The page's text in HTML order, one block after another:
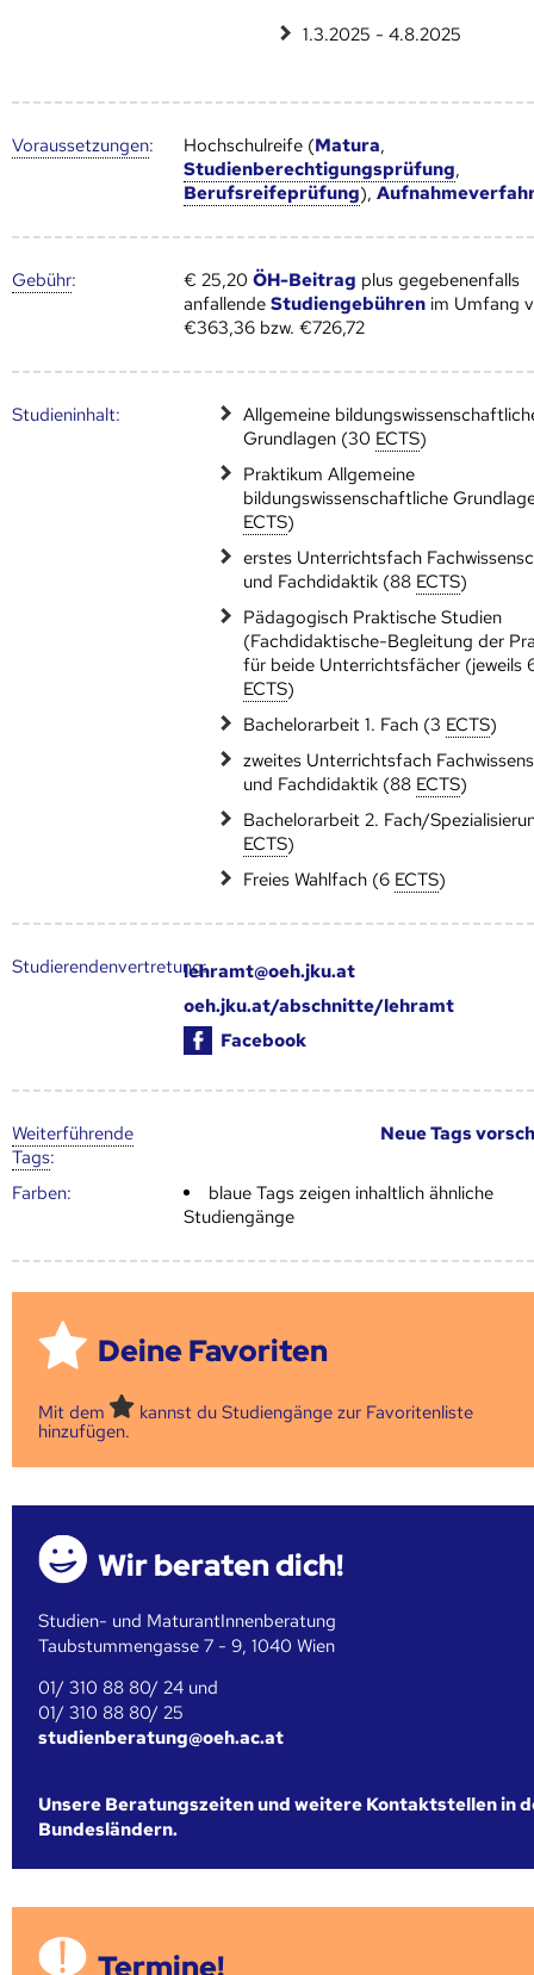
1.3.2025 - 4.8.2025
Voraus­setzungen: Hochschulreife (Matura,
Studienberechtigungsprüfung,
Berufsreifeprüfung),
Gebühr: € 25,20ÖH-Beitrag plus gegebenenfalls
anfallendeStudiengebühren im Umfang
€363,36 bzw. €726,72
Studien­inhalt:
Allgemeine
Grundlagen (30 ECTS)
Praktikum Allgemeine
bildungswissenschaftliche
ECTS)
erstes Unterrichtsfach
und Fachdidaktik (88 ECTS)
Pädagogisch Praktische Studien
(Fachdidaktische-Begleitung der
für beide Unterrichtsfächer (jeweils
ECTS)
Bachelorarbeit 1. Fach (3 ECTS)
zweites Unterrichtsfach
und Fachdidaktik (88 ECTS)
Bachelorarbeit 2. Fach/
ECTS)
Freies Wahlfach (6 ECTS)
Studierendenvertretung:lehramt@oeh.jku.at
oeh.jku.at/abschnitte/lehramt
Facebook
Weiter­führende
Tags:
Neue Tags
Farben:
blaue Tags zeigen inhaltlich ähnliche
Studiengänge
Deine Favoriten
Mit dem
kannst du Studiengänge zur Favoritenliste
hinzufügen.
Wir beraten dich!
Studien- und MaturantInnenberatung
Taubstummengasse 7 - 9, 1040 Wien
01/ 310 88 80/ 24 und
01/ 310 88 80/ 25
studienberatung@oeh.ac.at
Unsere Beratungszeiten und weitere Kontaktstellen in
Bundesländern.
Termine!